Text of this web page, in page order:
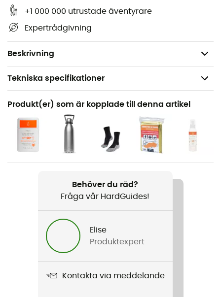
+1 000 000 utrustade äventyrare
Expertrådgivning
Beskrivning
dess många rikedomar: terränger, vattendrag, stugor
och andra anmärkningsvärda platser... Utöver din
orienteringsförmåga anser vi att denna IGN-
vandringskarta är oumbärlig i din ryggsäck och i dina
händer!
Tekniska specifikationer
Rekommenderad för
Vandring / Vandring / Resa
Produktnamn
Monts Du Cézallier.Pnr Des Volcans D'Auvergne
Produkt(er) som är kopplade till denna artikel
Behöver du råd?
Fråga vår HardGuides!
Elise
Produktexpert
Kontakta via meddelande